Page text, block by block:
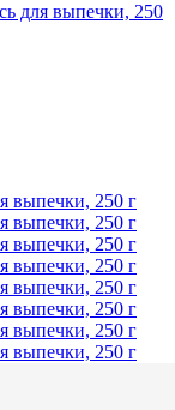
для выпечки, 250